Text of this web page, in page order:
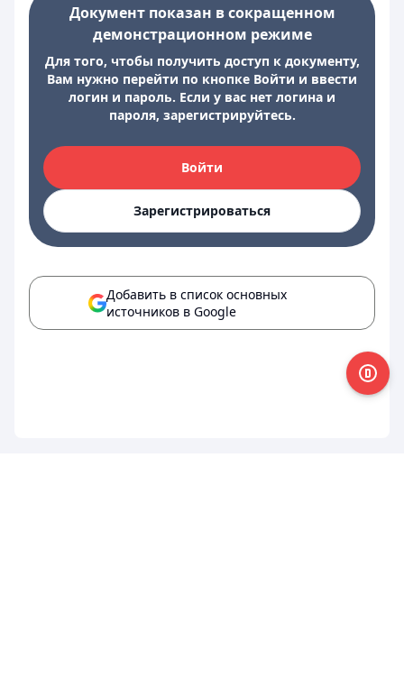
Документ показан в сокращенном
демонстрационном режиме
Для того, чтобы получить доступ к документу,
Вам нужно перейти по кнопке Войти и ввести
логин и пароль. Если у вас нет логина и
пароля, зарегистрируйтесь.
Войти
Зарегистрироваться
Добавить в список основных
источников в Google